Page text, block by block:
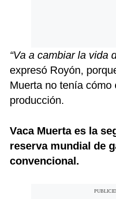
“Va a cambiar la vida
expresó Royón,
Muerta no tenía cómo
producción.
Vaca Muerta es la
reserva mundial de
convencional.